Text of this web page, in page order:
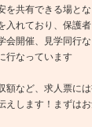
を共有できる場と
入れており、保護
会開催、見学同行
行なっています
額など、求人票に
えします！まずは